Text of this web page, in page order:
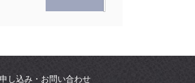
Mute
し込み・お問い合わせ